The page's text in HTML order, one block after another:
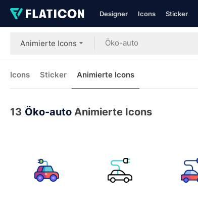
Designer Icons Sticker
Animierte Icons
Icons Sticker Animierte Icons
13 Öko-auto Animierte Icons